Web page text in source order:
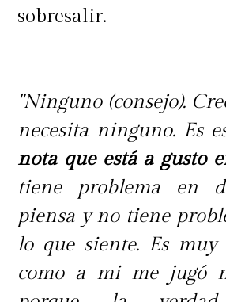
sobresalir.
"Ninguno (consejo).
necesita ninguno. Es
nota que está a gusto
tiene problema en
piensa y no tiene
lo que siente. Es muy
como a mi me jugó